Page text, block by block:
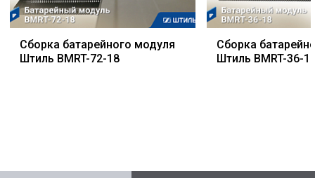
Сборка батарейного модуля
Штиль BMRT-72-18
Сборка
Штиль BMRT-36-